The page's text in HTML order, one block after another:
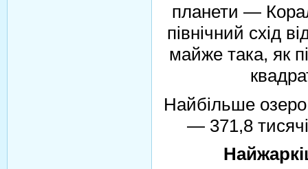
планети —
північний схід
майже така, як
Найбільше
— 371,8